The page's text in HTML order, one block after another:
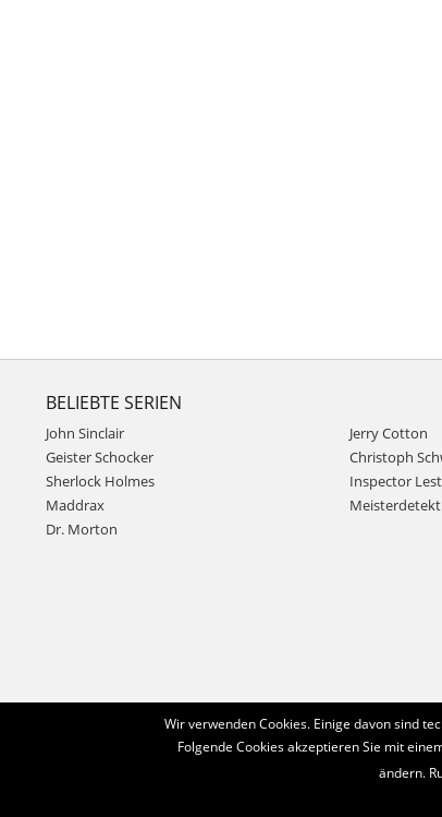
BELIEBTE SERIEN
John Sinclair
Geister Schocker
Sherlock Holmes
Maddrax
Dr. Morton
Jerry Cotton
Christoph
Inspector
Wir verwenden Cookies. Einige davon sind
Folgende Cookies akzeptieren Sie mit
ändern.